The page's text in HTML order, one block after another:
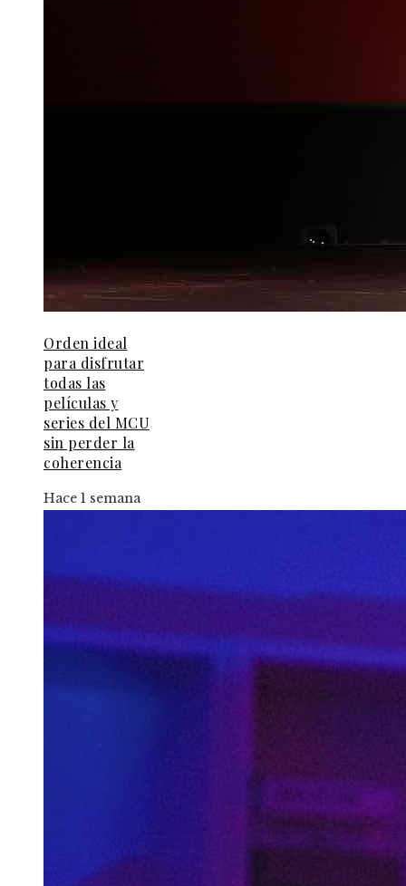
Orden ideal
para disfrutar
todas las
películas y
series del MCU
sin perder la
coherencia
Hace 1 semana